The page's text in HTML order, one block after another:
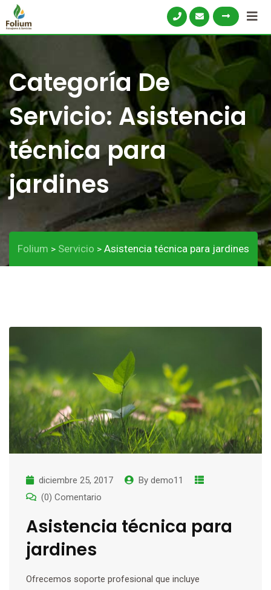
Categoría De
Servicio: Asistencia
técnica para
jardines
Folium > Servicio > Asistencia técnica para jardines
diciembre 25, 2017 By demo11
(0) Comentario
Asistencia técnica para
jardines
Ofrecemos soporte profesional que incluye